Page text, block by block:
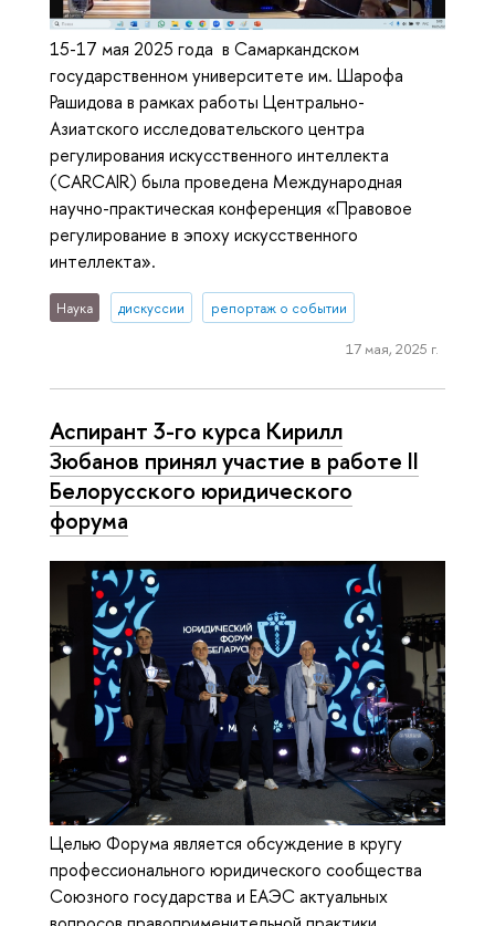
15-17 мая 2025 года в Самаркандском
государственном университете им. Шарофа
Рашидова в рамках работы Центрально-
Азиатского исследовательского центра
регулирования искусственного интеллекта
(CARCAIR) была проведена Международная
научно-практическая конференция «Правовое
регулирование в эпоху искусственного
интеллекта».
Наука дискуссии репортаж о событии
17 мая, 2025 г.
Аспирант 3-го курса Кирилл
Зюбанов принял участие в работе II
Белорусского юридического
форума
Целью Форума является обсуждение в кругу
профессионального юридического сообщества
Союзного государства и ЕАЭС актуальных